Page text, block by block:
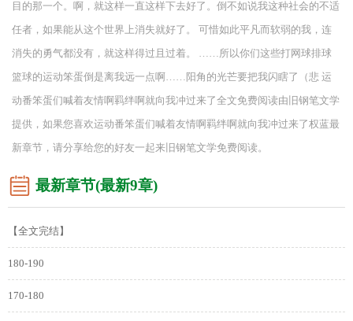
目的那一个。啊，就这样一直这样下去好了。倒不如说我这种社会的不适
任者，如果能从这个世界上消失就好了。 可惜如此平凡而软弱的我，连
消失的勇气都没有，就这样得过且过着。 ……所以你们这些打网球排球
篮球的运动笨蛋倒是离我远一点啊……阳角的光芒要把我闪瞎了（悲 运
动番笨蛋们喊着友情啊羁绊啊就向我冲过来了全文免费阅读由旧钢笔文学
提供，如果您喜欢运动番笨蛋们喊着友情啊羁绊啊就向我冲过来了权蓝最
新章节，请分享给您的好友一起来旧钢笔文学免费阅读。
最新章节(最新9章)
【全文完结】
180-190
170-180